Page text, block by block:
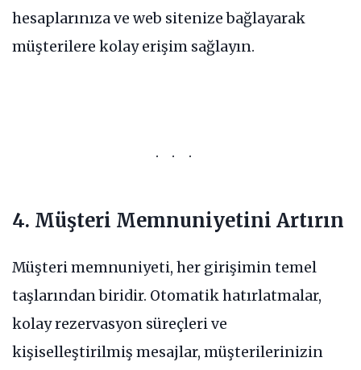
hesaplarınıza ve web sitenize bağlayarak
müşterilere kolay erişim sağlayın.
4. Müşteri Memnuniyetini Artırın
Müşteri memnuniyeti, her girişimin temel
taşlarından biridir. Otomatik hatırlatmalar,
kolay rezervasyon süreçleri ve
kişiselleştirilmiş mesajlar, müşterilerinizin